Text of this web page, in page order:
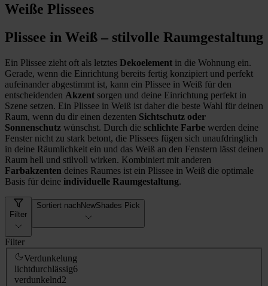
Weiße Plissees
Plissee in Weiß – stilvolle Raumgestaltung
Ein Plissee zieht oft als letztes Dekoelement in die Wohnung ein.
Gerade, wenn die Einrichtung bereits fertig konzipiert und perfekt
aufeinander abgestimmt ist, kann ein Plissee in Weiß für den
entscheidenden Akzent sorgen und deine Einrichtung perfekt in
Szene setzen. Ein Plissee in Weiß ist daher die beste Wahl für deinen
Raum, wenn du dir einen dezenten Sichtschutz oder
Sonnenschutz wünschst. Durch die schlichte Farbe werden deine
Fenster nicht zu stark betont, die Plissees fügen sich unaufdringlich
in deine Räumlichkeit ein und das Weiß an den Fenstern lässt deinen
Raum hell und stilvoll wirken. Kombiniert mit anderen
Farbakzenten deines Raumes ist ein Plissee in Weiß die optimale
Basis für deine individuelle Raumgestaltung.
Filter
Sortiert nachNewShades Pick
Filter
Verdunkelung
lichtdurchlässig6
verdunkelnd2